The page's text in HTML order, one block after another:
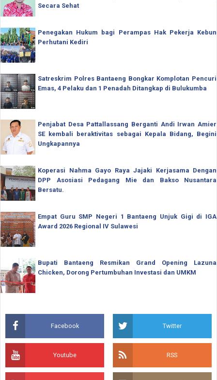
Secara Sehat
Penegakan Hukum bagi Perampas Hak Pekerja Kebun
Perhutani Kediri
Satreskrim Polres Bantaeng Bongkar Komplotan Pencuri
Emas, 4 Pelaku dan 1 Penadah Ditangkap di Bulukumba
Penjabat Desa Pattallassang Berganti Andi Irwan Amier
SE kembali beraktivitas sebagai Kepala Bidang, Begini
Ungkapannya
Koperasi Nahma Gayo Raya Jajaki Kerjasama Dengan
DPP Asosiasi Pedagang Mie dan Bakso Nusantara
Bersatu.
Empat Guru SMP Negeri 1 Bantaeng Unjuk Gigi di IGA
Award 2026 Regional IV Sulawesi
Bupati Bantaeng Resmikan Grand Opening Lazuna
Chicken, Dorong Pertumbuhan Investasi dan UMKM
Facebook Twitter
Youtube RSS